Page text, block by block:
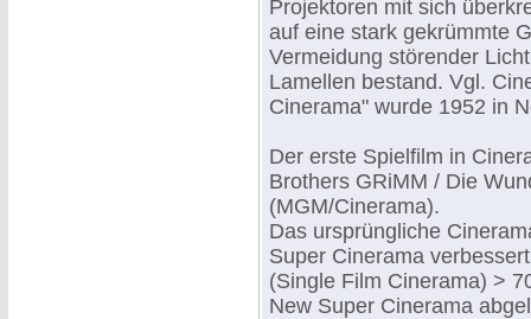
Projektoren mit sich
auf eine stark gekrümmte
Vermeidung störender
Lamellen bestand. Vgl.
Cinerama" wurde 1952 in
Der erste Spielfilm in
Brothers GRiMM / Die
(MGM/Cinerama).
Das ursprüngliche
Super Cinerama
(Single Film Cinerama) >
New Super Cinerama